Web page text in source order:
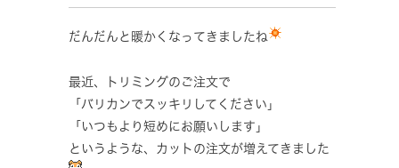
だんだんと暖かくなってきましたね
最近、トリミングのご注文で
「バリカンでスッキリしてください」
「いつもより短めにお願いします」
というような、カットの注文が増えてきました